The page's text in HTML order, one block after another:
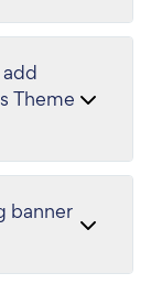
Theme
banner